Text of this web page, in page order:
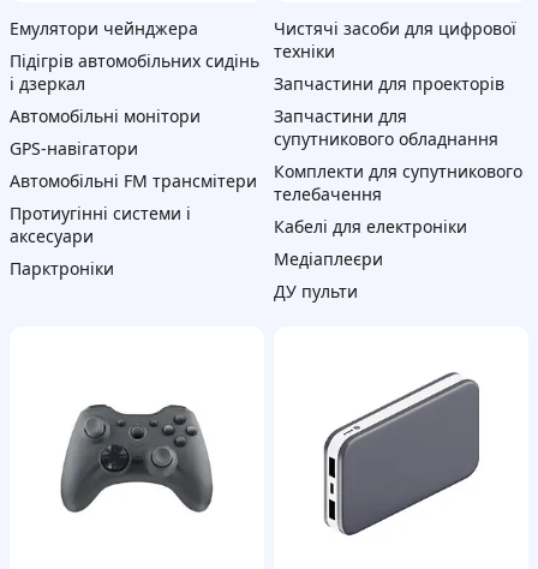
Емулятори чейнджера
Підігрів автомобільних сидінь
і дзеркал
Автомобільні монітори
GPS-навігатори
Автомобільні FM трансмітери
Протиугінні системи і
аксесуари
Парктроніки
Чистячі засоби для цифрової
техніки
Запчастини для проекторів
Запчастини для
супутникового обладнання
Комплекти для супутникового
телебачення
Кабелі для електроніки
Медіаплеєри
ДУ пульти